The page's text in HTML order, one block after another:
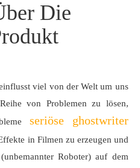
Die
viel von der Welt um uns
von Problemen zu lösen,
seriöse ghostwriter
in Filmen zu erzeugen und
Roboter) auf dem